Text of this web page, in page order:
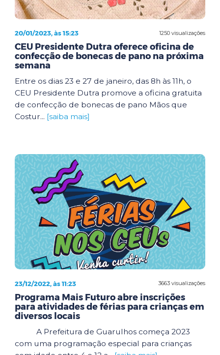
1250 visualizações
20/01/2023, às 15:23
CEU Presidente Dutra oferece oficina de
confecção de bonecas de pano na próxima
semana
Entre os dias 23 e 27 de janeiro, das 8h às 11h, o
CEU Presidente Dutra promove a oficina gratuita
de confecção de bonecas de pano Mãos que
Costur... [saiba mais]
3663 visualizações
23/12/2022, às 11:23
Programa Mais Futuro abre inscrições
para atividades de férias para crianças em
diversos locais
A Prefeitura de Guarulhos começa 2023
com uma programação especial para crianças